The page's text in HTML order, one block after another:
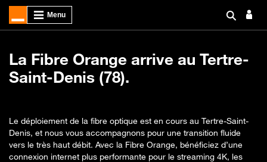
La Fibre Orange arrive au Tertre-
Saint-Denis (78).
Le déploiement de la fibre optique est en cours au Tertre-Saint-
Denis, et nous vous accompagnons pour une transition fluide
vers le très haut débit. Avec la Fibre Orange, bénéficiez d’une
connexion internet plus performante pour le streaming 4K, les